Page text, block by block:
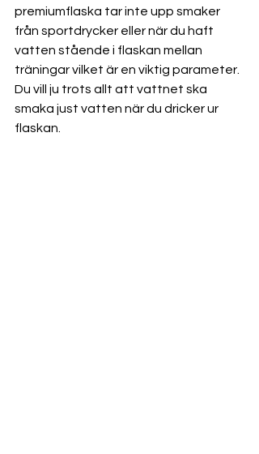
premiumflaska tar inte upp smaker
från sportdrycker eller när du haft
vatten stående i flaskan mellan
träningar vilket är en viktig parameter.
Du vill ju trots allt att vattnet ska
smaka just vatten när du dricker ur
flaskan.